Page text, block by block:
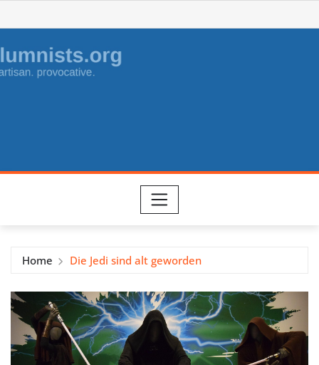
to
content
Home Die Jedi sind alt geworden